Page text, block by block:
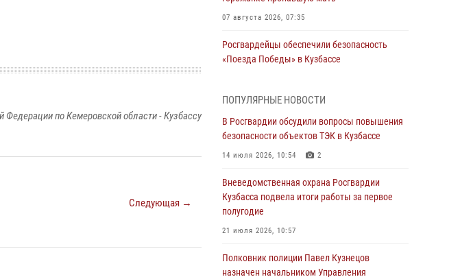
по Кемеровской области - Кузбассу
Следующая →
07 августа 2026, 07:35
Росгвардейцы обеспечили безопасность
«Поезда Победы» в Кузбассе
Генерал-полковник Олег Плохой поздравил
специалистов организационно-штатных
подразделений Росгвардии с
профессиональным праздником
С 1 сентября 2026 года вступает в силу новый
федеральный закон о частной охранной
Росгвардейцы задержали предполагаемого
ПОПУЛЯРНЫЕ НОВОСТИ
В Росгвардии обсудили вопросы повышения
безопасности объектов ТЭК в Кузбассе
14 июля 2026, 10:54 2
Вневедомственная охрана Росгвардии
Кузбасса подвела итоги работы за первое
полугодие
21 июля 2026, 10:57
Полковник полиции Павел Кузнецов
назначен начальником Управления